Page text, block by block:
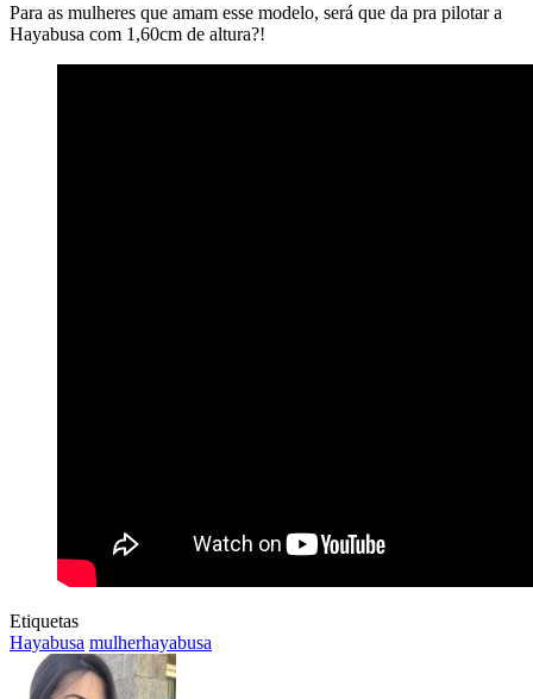
Para as mulheres que amam esse modelo, será que da pra pilotar a
Hayabusa com 1,60cm de altura?!
Etiquetas
Hayabusa mulherhayabusa